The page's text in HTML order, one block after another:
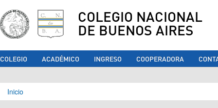
COLEGIO NACIONAL
DE BUENOS AIRES
COLEGIO ACADÉMICO INGRESO COOPERADORA
Se encuentra usted aquí
Inicio